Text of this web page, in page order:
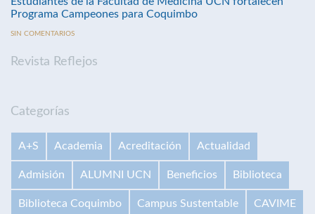
Programa Campeones para Coquimbo
SIN COMENTARIOS
Revista Reflejos
Categorías
A+S Academia Acreditación Actualidad
Admisión ALUMNI UCN Beneficios Biblioteca
Biblioteca Coquimbo Campus Sustentable CAVIME